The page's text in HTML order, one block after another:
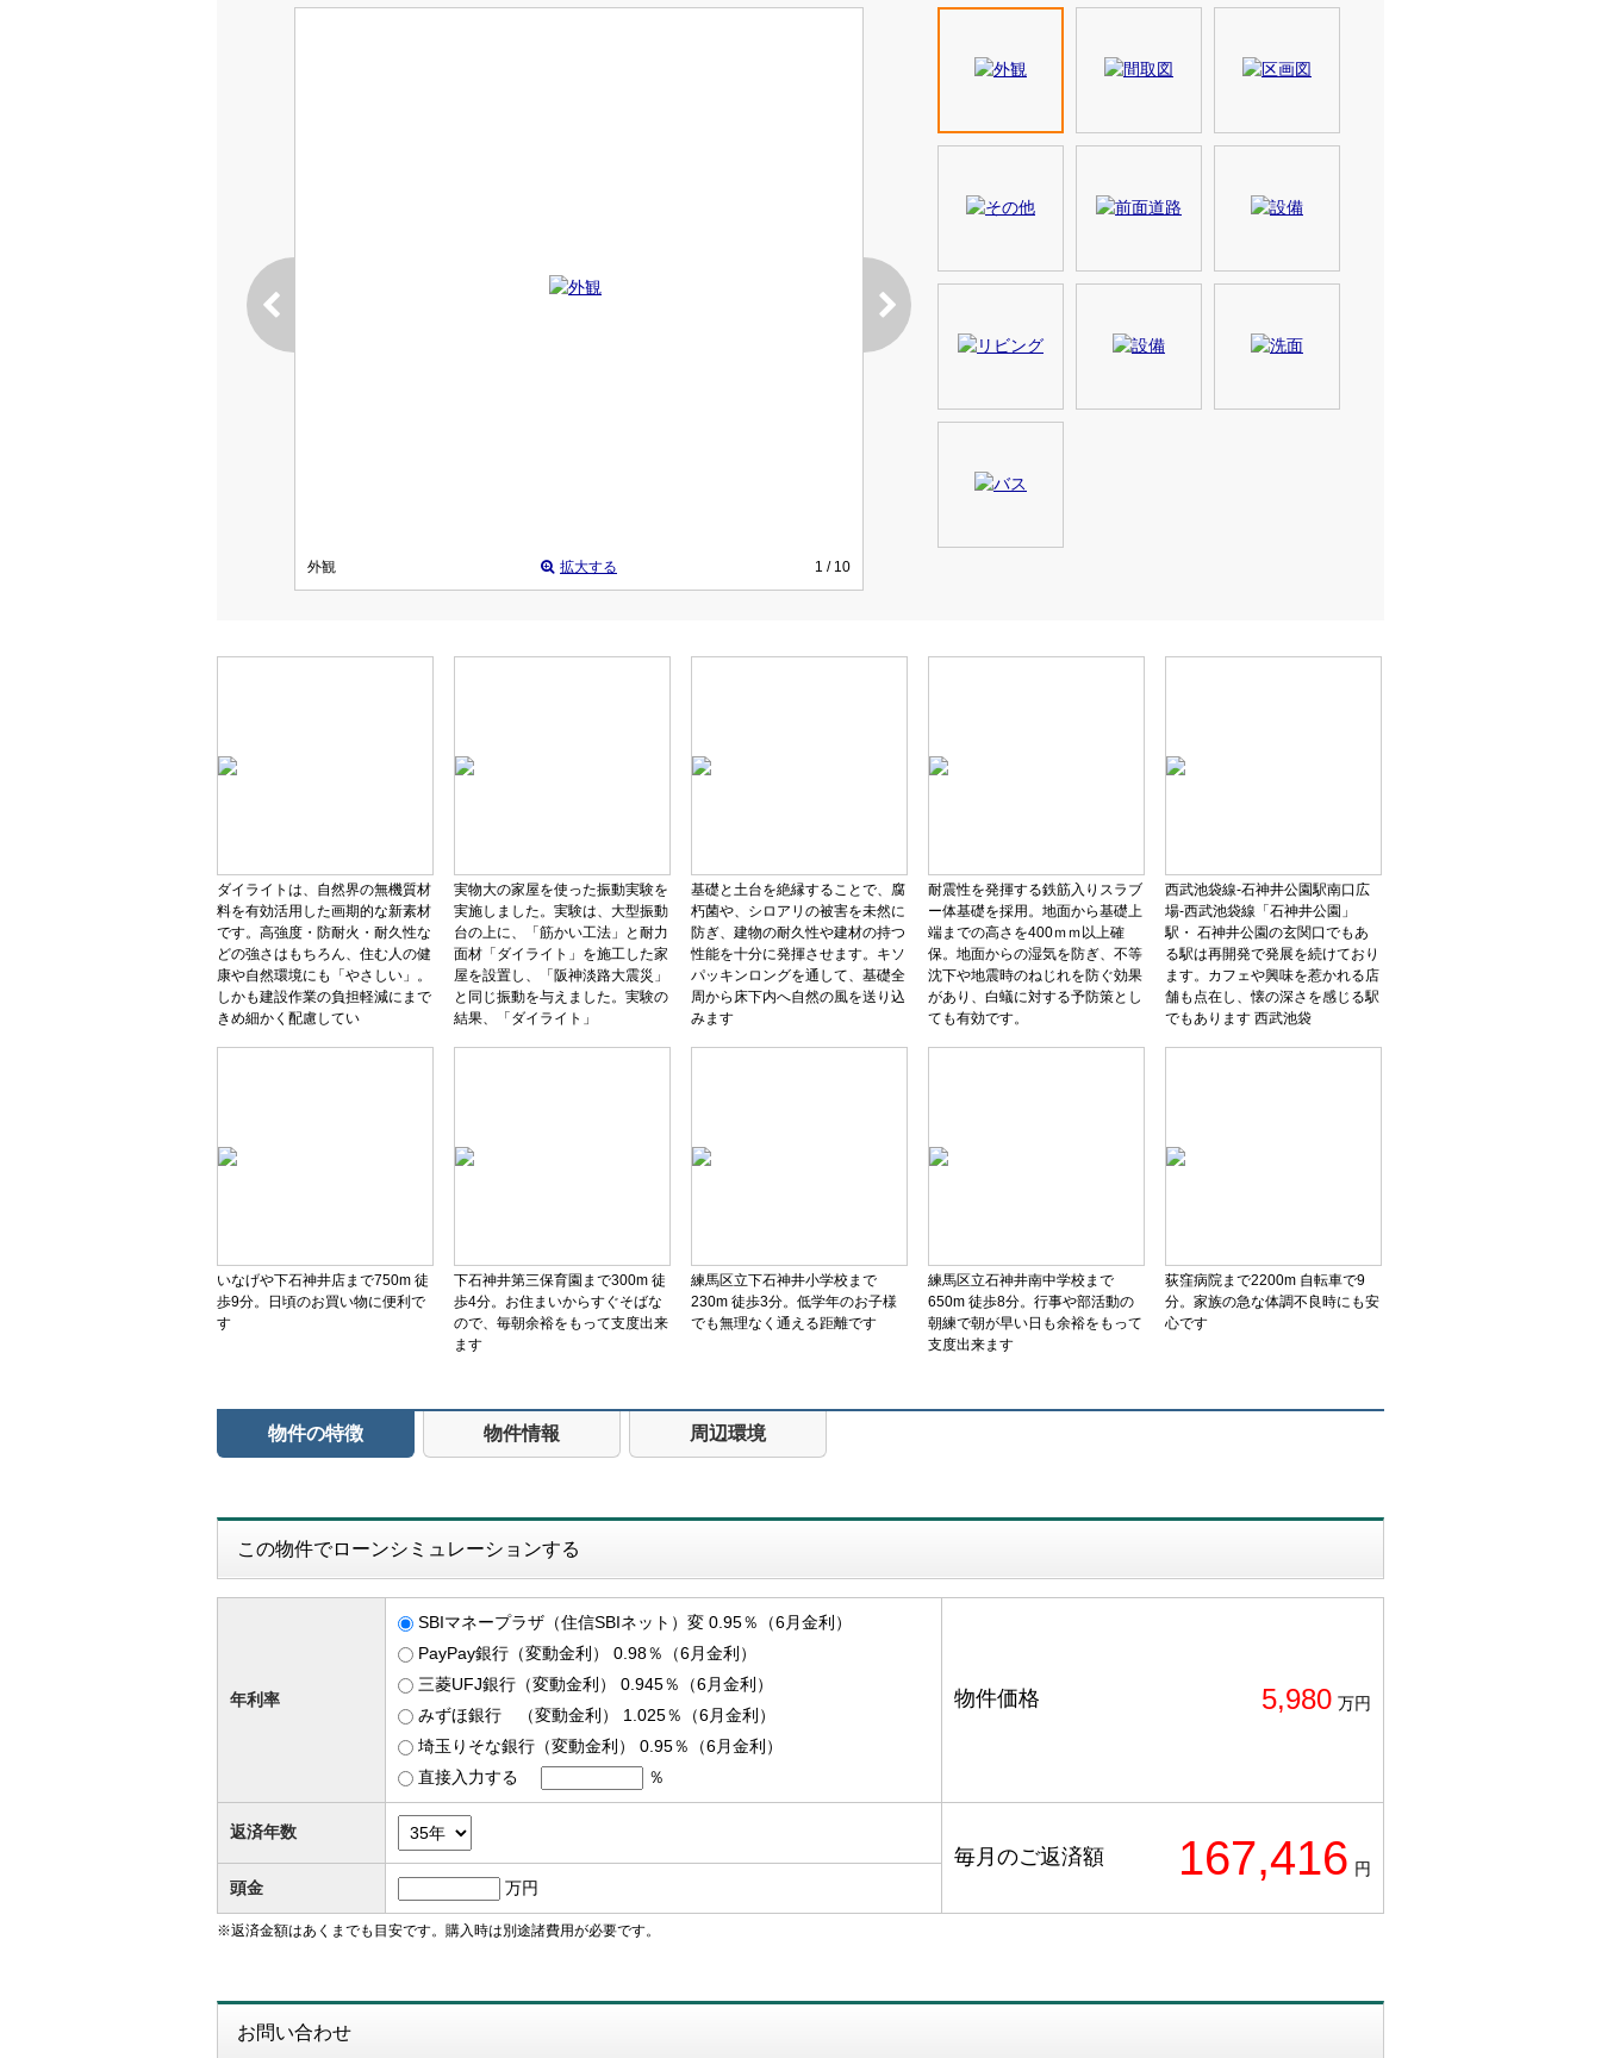
外観 拡大する 1 / 10
ダイライトは、自然界の無機質材
料を有効活用した画期的な新素材
です。高強度・防耐火・耐久性な
どの強さはもちろん、住む人の健
康や自然環境にも「やさしい」。
しかも建設作業の負担軽減にまで
きめ細かく配慮してい
実物大の家屋を使った振動実験を
実施しました。実験は、大型振動
台の上に、「筋かい工法」と耐力
面材「ダイライト」を施工した家
屋を設置し、「阪神淡路大震災」
と同じ振動を与えました。実験の
結果、「ダイライト」
基礎と土台を絶縁することで、腐
朽菌や、シロアリの被害を未然に
防ぎ、建物の耐久性や建材の持つ
性能を十分に発揮させます。キソ
パッキンロングを通して、基礎全
周から床下内へ自然の風を送り込
みます
耐震性を発揮する鉄筋入りスラブ
ー体基礎を採用。地面から基礎上
端までの高さを400ｍｍ以上確
保。地面からの湿気を防ぎ、不等
沈下や地震時のねじれを防ぐ効果
があり、白蟻に対する予防策とし
ても有効です。
西武池袋線-石神井公園駅南口広
場-西武池袋線「石神井公園」
駅・ 石神井公園の玄関口でもあ
る駅は再開発で発展を続けており
ます。カフェや興味を惹かれる店
舗も点在し、懐の深さを感じる駅
でもあります 西武池袋
いなげや下石神井店まで750m 徒
歩9分。日頃のお買い物に便利で
す
下石神井第三保育園まで300m 徒
歩4分。お住まいからすぐそばな
ので、毎朝余裕をもって支度出来
ます
練馬区立下石神井小学校まで
230m 徒歩3分。低学年のお子様
でも無理なく通える距離です
練馬区立石神井南中学校まで
650m 徒歩8分。行事や部活動の
朝練で朝が早い日も余裕をもって
支度出来ます
荻窪病院まで2200m 自転車で9
分。家族の急な体調不良時にも安
心です
物件の特徴 物件情報 周辺環境
この物件でローンシミュレーションする
年利率
SBIマネープラザ（住信SBIネット）変 0.95％（6月金利）
PayPay銀行（変動金利） 0.98％（6月金利）
三菱UFJ銀行（変動金利） 0.945％（6月金利）
みずほ銀行 （変動金利） 1.025％（6月金利）
埼玉りそな銀行（変動金利） 0.95％（6月金利）
直接入力する
％
物件価格 5,980 万円
返済年数
毎月のご返済額 167,416 円
頭金
万円
※返済金額はあくまでも目安です。購入時は別途諸費用が必要です。
お問い合わせ